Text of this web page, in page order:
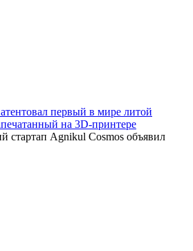
первый в мире литой
на 3D-принтере
стартап Agnikul Cosmos объявил